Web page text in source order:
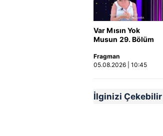
Var Mısın Yok
Musun 29. Bölüm
yayınlandı | Video
Fragman
05.08.2026 | 10:45
İlginizi Çekebilir